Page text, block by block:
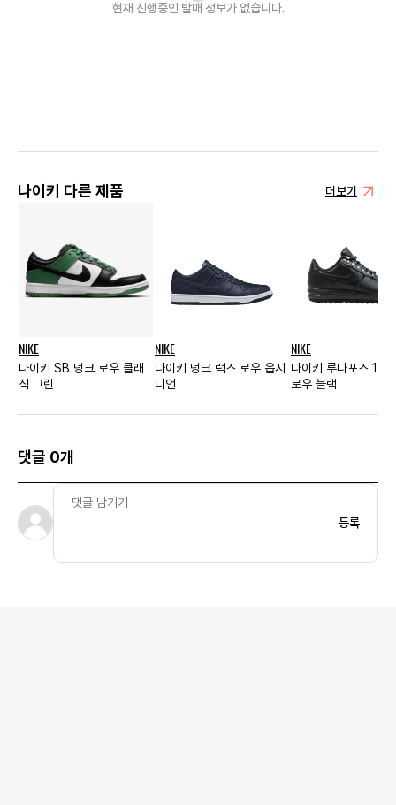
현재 진행중인 발매 정보가 없습니다.
나이키 다른 제품 더보기
NIKE
나이키 SB 덩크 로우 클래
식 그린
NIKE
나이키 덩크 럭스 로우 옵시
디언
NIKE
나이키 루나포스 1 덕
로우 블랙
댓글 0개
등록